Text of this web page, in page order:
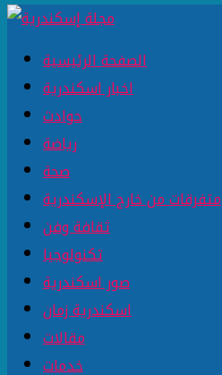
الصفحة الرئيسية
اخبار اسكندرية
حوادث
رياضة
صحة
متفرقات من خارج الإسكندرية
ثقافة وفن
تكنولوجيا
صور اسكندرية
اسكندرية زمان
مقالات
خدمات